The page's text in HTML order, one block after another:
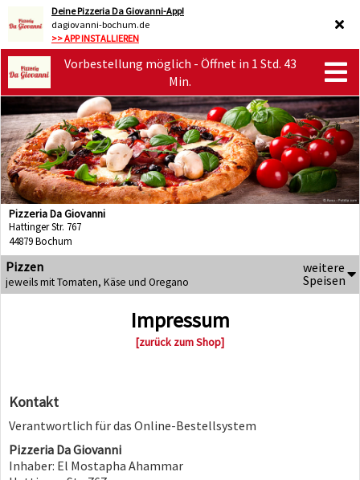
Deine Pizzeria Da Giovanni-App!
dagiovanni-bochum.de
>> APP INSTALLIEREN
Vorbestellung möglich - Öffnet in 1 Std. 43
Min.
Pizzeria Da Giovanni
Hattinger Str. 767
44879 Bochum
Pizzen
jeweils mit Tomaten, Käse und Oregano
weitere
Speisen
Impressum
[zurück zum Shop]
Kontakt
Verantwortlich für das Online-Bestellsystem
Pizzeria Da Giovanni
Inhaber: El Mostapha Ahammar